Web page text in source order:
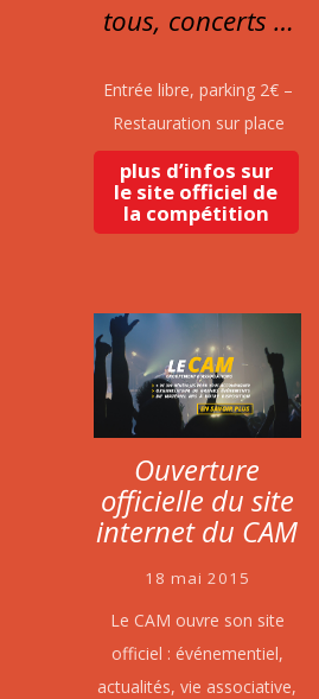
tous, concerts …
Entrée libre, parking 2€ –
Restauration sur place
plus d’infos sur
le site officiel de
la compétition
Ouverture
officielle du site
internet du CAM
18 mai 2015
Le CAM ouvre son site
officiel : événementiel,
actualités, vie associative,